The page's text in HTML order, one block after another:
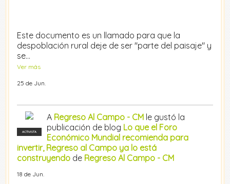
Este documento es un llamado para que la
despoblación rural deje de ser "parte del paisaje" y
se…
Ver más
25 de Jun.
ACTIVISTA
A Regreso Al Campo - CM le gustó la
publicación de blog Lo que el Foro
Económico Mundial recomienda para
invertir, Regreso al Campo ya lo está
construyendo de Regreso Al Campo - CM
18 de Jun.